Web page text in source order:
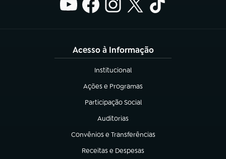
Acesso à Informação
Institucional
(abre em nova aba)
Ações e Programas
(abre em nova aba)
Participação Social
(abre em nova aba)
Auditorias
(abre em nova aba)
Convênios e Transferências
(abre em nova aba)
Receitas e Despesas
(abre em nova aba)